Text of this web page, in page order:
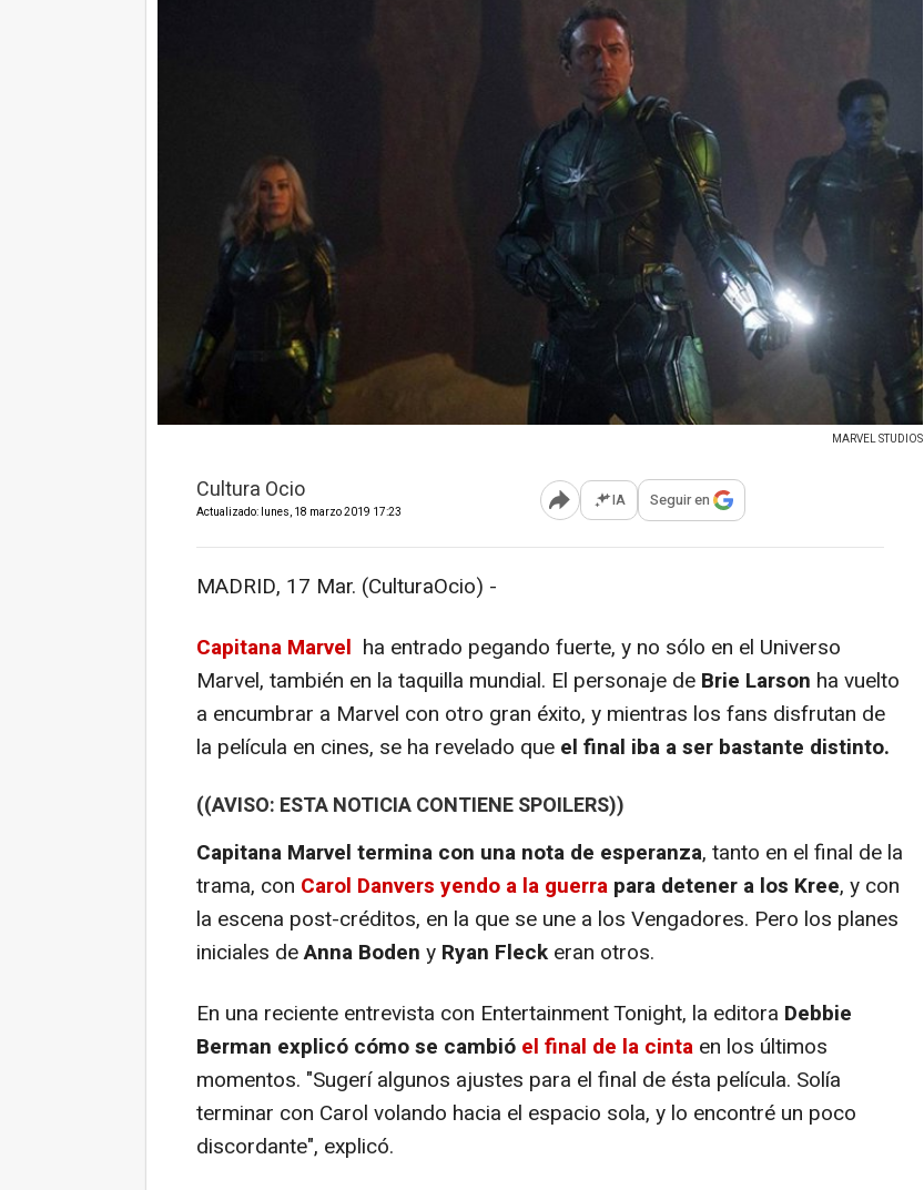
MARVEL STUDIOS
Cultura Ocio
Actualizado: lunes, 18 marzo 2019 17:23 Abrir opciones para compartir
IA Seguir en
MADRID, 17 Mar. (CulturaOcio) -
Capitana Marvel ha entrado pegando fuerte, y no sólo en el Universo
Marvel, también en la taquilla mundial. El personaje de Brie Larson ha vuelto
a encumbrar a Marvel con otro gran éxito, y mientras los fans disfrutan de
la película en cines, se ha revelado que el final iba a ser bastante distinto.
((AVISO: ESTA NOTICIA CONTIENE SPOILERS))
Capitana Marvel termina con una nota de esperanza, tanto en el final de la
trama, con Carol Danvers yendo a la guerra para detener a los Kree, y con
la escena post-créditos, en la que se une a los Vengadores. Pero los planes
iniciales deAnna Boden y Ryan Fleck eran otros.
En una reciente entrevista con Entertainment Tonight, la editora Debbie
Berman explicó cómo se cambió el final de la cinta en los últimos
momentos. "Sugerí algunos ajustes para el final de ésta película. Solía
terminar con Carol volando hacia el espacio sola, y lo encontré un poco
discordante", explicó.